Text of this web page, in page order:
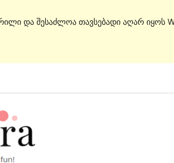
და შესაძლოა თავსებადი აღარ იყოს